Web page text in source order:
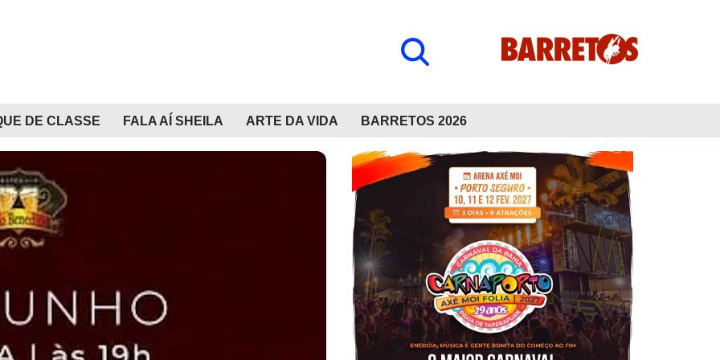
DE CLASSE FALA AÍ SHEILA ARTE DA VIDA BARRETOS 2026